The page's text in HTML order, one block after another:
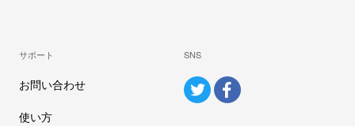
サポート
お問い合わせ
使い方
SNS